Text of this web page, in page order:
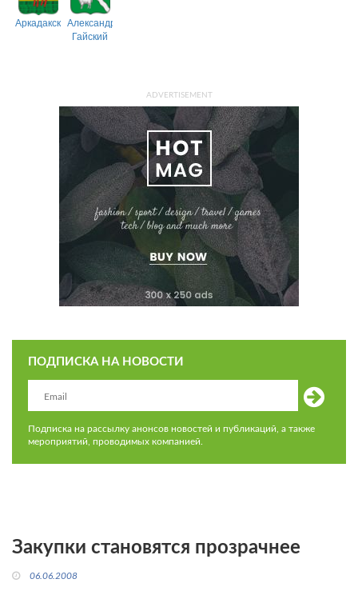
АркадакскийАлександрово-
Гайский
ADVERTISEMENT
ПОДПИСКА НА НОВОСТИ
Подписка на рассылку анонсов новостей и публикаций, а также
мероприятий, проводимых компанией.
Закупки становятся прозрачнее
06.06.2008